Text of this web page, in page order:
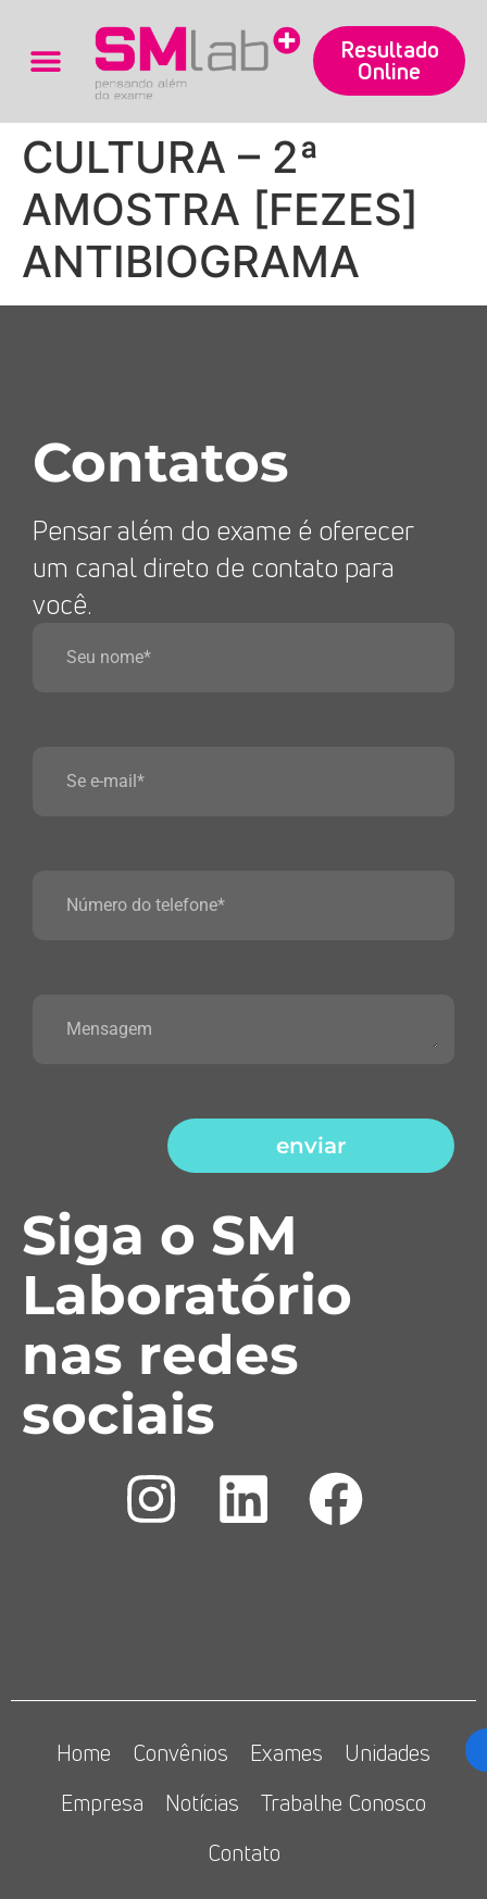
Resultado
Online
CULTURA – 2ª
AMOSTRA [FEZES]
ANTIBIOGRAMA
Contatos
Pensar além do exame é oferecer
um canal direto de contato para
você.
enviar
Siga o SM
Laboratório
nas redes
sociais
Home Convênios Exames
Unidades
Empresa
Notícias
Trabalhe Conosco
Contato